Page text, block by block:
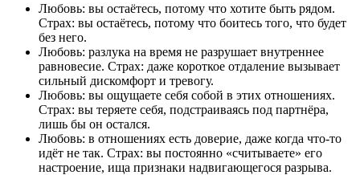
Любовь: вы остаётесь, потому что хотите быть рядом.
Страх: вы остаётесь, потому что боитесь того, что будет
без него.
Любовь: разлука на время не разрушает внутреннее
равновесие. Страх: даже короткое отдаление вызывает
сильный дискомфорт и тревогу.
Любовь: вы ощущаете себя собой в этих отношениях.
Страх: вы теряете себя, подстраиваясь под партнёра,
лишь бы он остался.
Любовь: в отношениях есть доверие, даже когда что-то
идёт не так. Страх: вы постоянно «считываете» его
настроение, ища признаки надвигающегося разрыва.